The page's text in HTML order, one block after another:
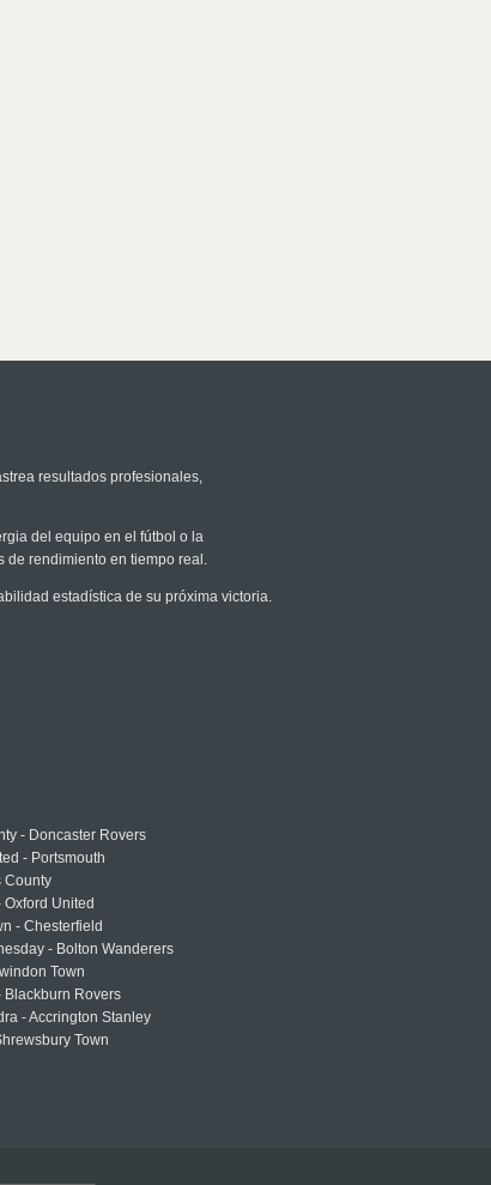
resultados profesionales,
del equipo en el fútbol o la
de rendimiento en tiempo real.
estadística de su próxima victoria.
- Doncaster Rovers
- Portsmouth
County
Oxford United
- Chesterfield
- Bolton Wanderers
Town
Blackburn Rovers
- Accrington Stanley
Town